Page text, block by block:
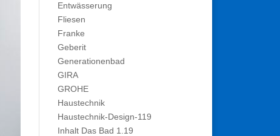
Entwässerung
Fliesen
Franke
Geberit
Generationenbad
GIRA
GROHE
Haustechnik
Haustechnik-Design-119
Inhalt Das Bad 1.19